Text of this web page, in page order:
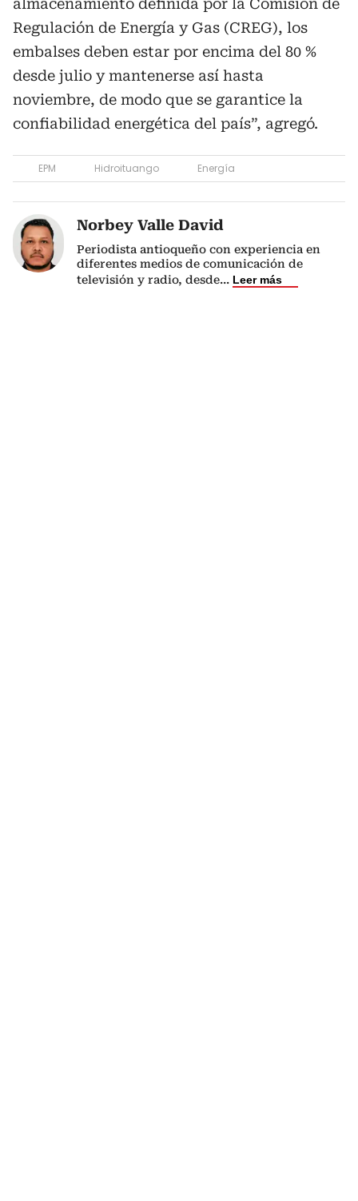
almacenamiento definida por la Comisión de
Regulación de Energía y Gas (CREG), los
embalses deben estar por encima del 80 %
desde julio y mantenerse así hasta
noviembre, de modo que se garantice la
confiabilidad energética del país”, agregó.
EPM Hidroituango Energía
Norbey Valle David
Periodista antioqueño con experiencia en
diferentes medios de comunicación de
televisión y radio, desde... Leer más